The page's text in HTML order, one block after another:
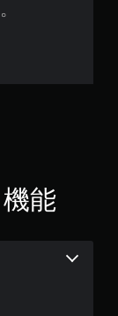
能